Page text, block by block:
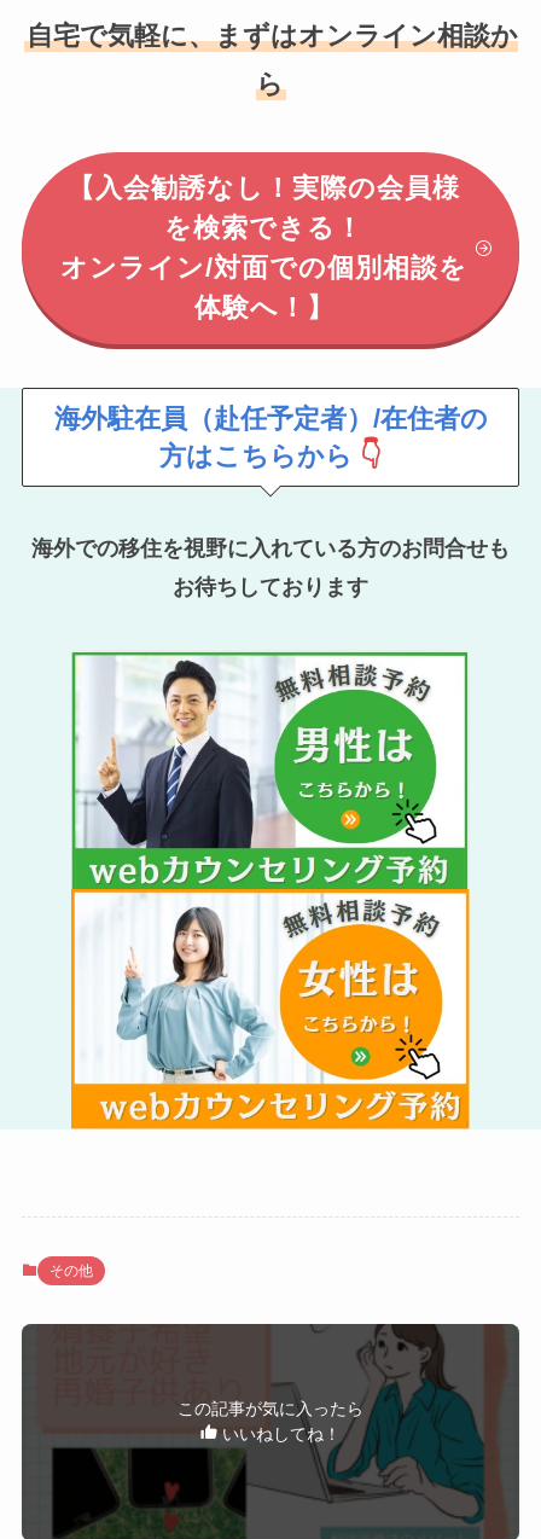
自宅で気軽に、まずはオンライン相談か
ら
【入会勧誘なし！実際の会員様
を検索できる！
オンライン/対面での個別相談を
体験へ！】
海外駐在員（赴任予定者）/在住者の
方はこちらから 👇
海外での移住を視野に入れている方のお問合せも
お待ちしております
その他
この記事が気に入ったら
いいねしてね！